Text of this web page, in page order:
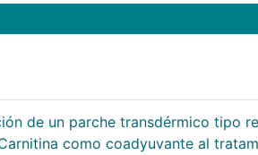
de un parche transdérmico tipo
como coadyuvante al